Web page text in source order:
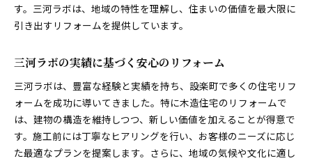
す。三河ラボは、地域の特性を理解し、住まいの価値を最大限に
引き出すリフォームを提供しています。
三河ラボの実績に基づく安心のリフォーム
三河ラボは、豊富な経験と実績を持ち、設楽町で多くの住宅リフ
ォームを成功に導いてきました。特に木造住宅のリフォームで
は、建物の構造を維持しつつ、新しい価値を加えることが得意で
す。施工前には丁寧なヒアリングを行い、お客様のニーズに応じ
た最適なプランを提案します。さらに、地域の気候や文化に適し